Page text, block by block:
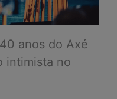
anos do Axé
intimista no